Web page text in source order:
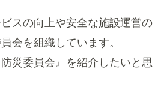
スの向上や安全な施設運営の
会を組織しています。
災委員会』を紹介したいと思